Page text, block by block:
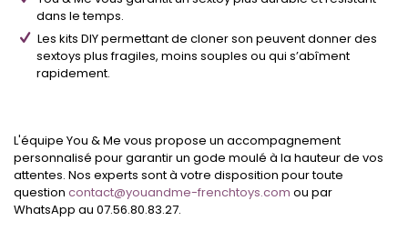
dans le temps.
Les kits DIY permettant de cloner son peuvent donner des
sextoys plus fragiles, moins souples ou qui s’abîment
rapidement.
L'équipe You & Me vous propose un accompagnement
personnalisé pour garantir un gode moulé à la hauteur de vos
attentes. Nos experts sont à votre disposition pour toute
question contact@youandme-frenchtoys.com ou par
WhatsApp au 07.56.80.83.27.